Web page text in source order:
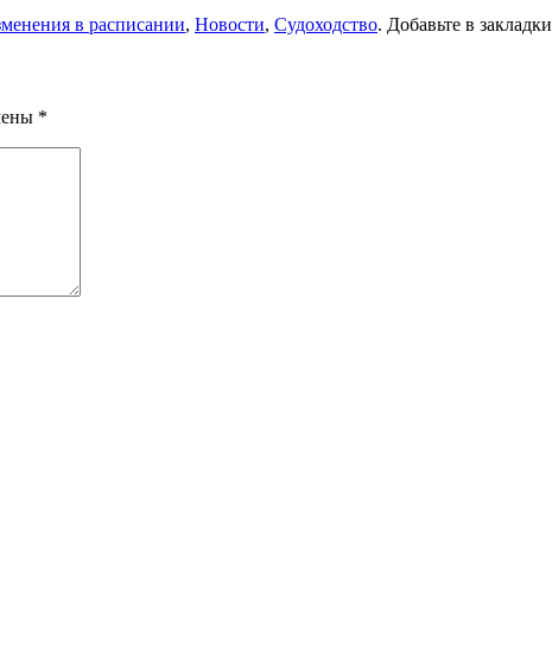
в расписании, Новости, Судоходство. Добавьте в закладки
*